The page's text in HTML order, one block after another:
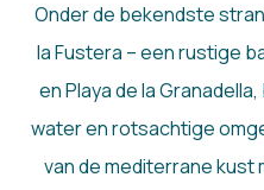
Onder de bekendste
la Fustera – een rustige
en Playa de la
water en rotsachtige
van de mediterrane kust